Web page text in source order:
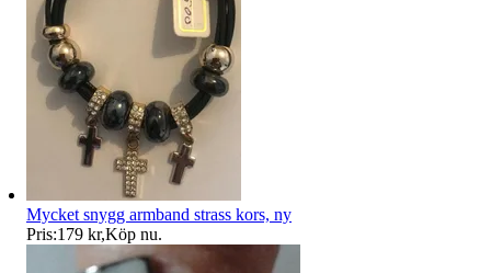
Mycket snygg armband strass kors, ny
Pris:179 kr,Köp nu.